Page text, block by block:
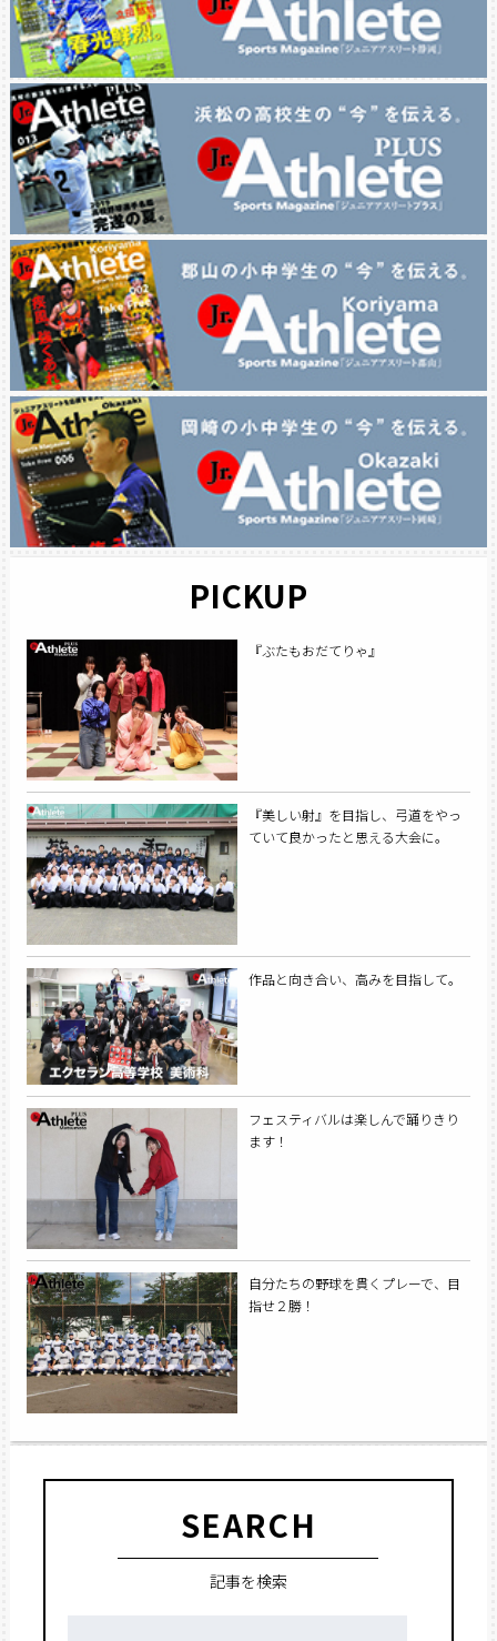
PICKUP
『ぶたもおだてりゃ』
『美しい射』を目指し、弓道をやっ
ていて良かったと思える大会に。
作品と向き合い、高みを目指して。
フェスティバルは楽しんで踊りきり
ます！
自分たちの野球を貫くプレーで、目
指せ２勝！
SEARCH
記事を検索